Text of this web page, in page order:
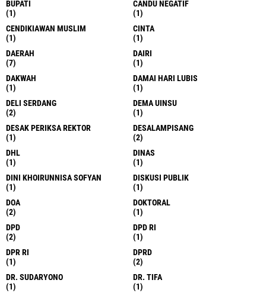
BUPATI
(1)
CANDU NEGATIF
(1)
CENDIKIAWAN MUSLIM
(1)
CINTA
(1)
DAERAH
(7)
DAIRI
(1)
DAKWAH
(1)
DAMAI HARI LUBIS
(1)
DELI SERDANG
(2)
DEMA UINSU
(1)
DESAK PERIKSA REKTOR
(1)
DESALAMPISANG
(2)
DHL
(1)
DINAS
(1)
DINI KHOIRUNNISA SOFYAN
(1)
DISKUSI PUBLIK
(1)
DOA
(2)
DOKTORAL
(1)
DPD
(2)
DPD RI
(1)
DPR RI
(1)
DPRD
(2)
DR. SUDARYONO
(1)
DR. TIFA
(1)